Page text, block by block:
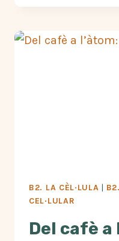
B2. LA CÈL·LULA |
CEL·LULAR
Del cafè a